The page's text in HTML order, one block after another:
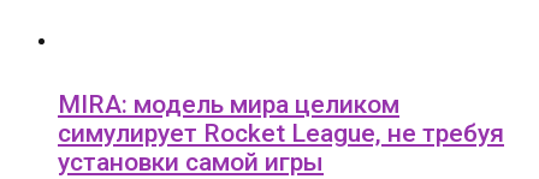
MIRA: модель мира целиком
симулирует Rocket League, не требуя
установки самой игры